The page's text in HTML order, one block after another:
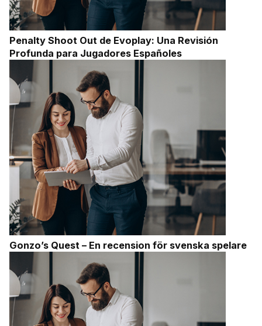
Penalty Shoot Out de Evoplay: Una Revisión
Profunda para Jugadores Españoles
Gonzo’s Quest – En recension för svenska spelare